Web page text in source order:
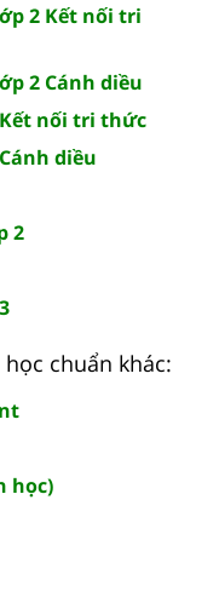
2 Kết nối tri
2 Cánh diều
nối tri thức
diều
2
chuẩn khác:
học)